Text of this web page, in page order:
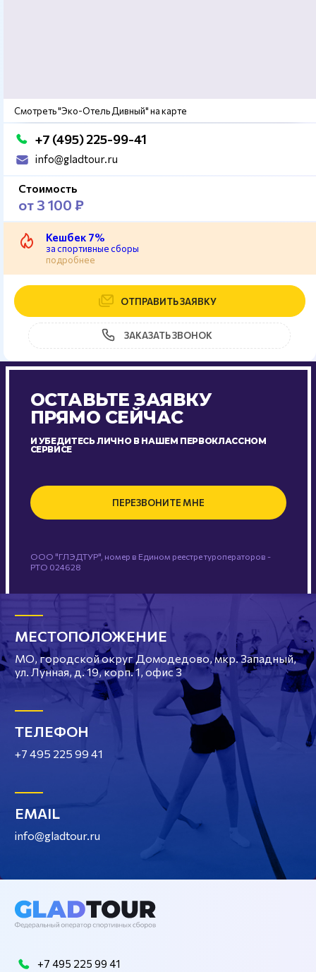
Смотреть "Эко-Отель Дивный" на карте
+7 (495) 225-99-41
info@gladtour.ru
Стоимость
от 3 100 ₽
Кешбек 7%
за спортивные сборы
подробнее
ОТПРАВИТЬ ЗАЯВКУ
ЗАКАЗАТЬ ЗВОНОК
ОСТАВЬТЕ ЗАЯВКУ
ПРЯМО СЕЙЧАС
И УБЕДИТЕСЬ ЛИЧНО В НАШЕМ ПЕРВОКЛАССНОМ
СЕРВИСЕ
ПЕРЕЗВОНИТЕ МНЕ
ООО "ГЛЭДТУР", номер в Едином реестре туроператоров -
РТО 024628
МЕСТОПОЛОЖЕНИЕ
МО, городской округ Домодедово, мкр. Западный,
ул. Лунная, д. 19, корп. 1, офис 3
ТЕЛЕФОН
+7 495 225 99 41
EMAIL
info@gladtour.ru
+7 495 225 99 41